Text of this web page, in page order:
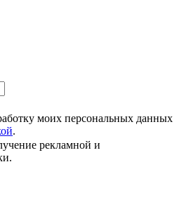
моих персональных данных
.
рекламной и